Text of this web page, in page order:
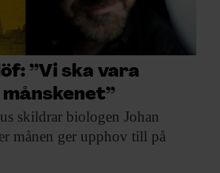
”Vi ska vara
månskenet”
skildrar biologen Johan
månen ger upphov till på